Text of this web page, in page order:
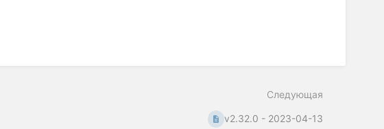
Следующая
v2.32.0 - 2023-04-13